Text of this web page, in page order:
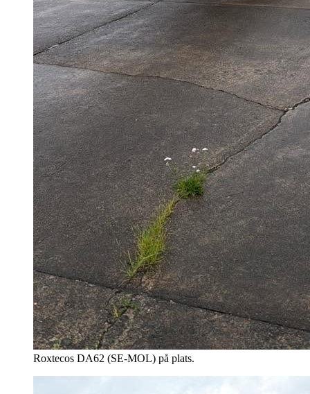
Roxtecos DA62 (SE-MOL) på plats.